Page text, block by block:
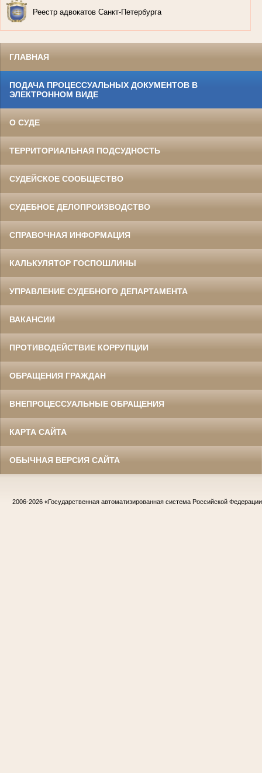
Реестр адвокатов Санкт-Петербурга
ГЛАВНАЯ
ПОДАЧА ПРОЦЕССУАЛЬНЫХ ДОКУМЕНТОВ В
ЭЛЕКТРОННОМ ВИДЕ
О СУДЕ
ТЕРРИТОРИАЛЬНАЯ ПОДСУДНОСТЬ
СУДЕЙСКОЕ СООБЩЕСТВО
СУДЕБНОЕ ДЕЛОПРОИЗВОДСТВО
СПРАВОЧНАЯ ИНФОРМАЦИЯ
КАЛЬКУЛЯТОР ГОСПОШЛИНЫ
УПРАВЛЕНИЕ СУДЕБНОГО ДЕПАРТАМЕНТА
ВАКАНСИИ
ПРОТИВОДЕЙСТВИЕ КОРРУПЦИИ
ОБРАЩЕНИЯ ГРАЖДАН
ВНЕПРОЦЕССУАЛЬНЫЕ ОБРАЩЕНИЯ
КАРТА САЙТА
ОБЫЧНАЯ ВЕРСИЯ САЙТА
2006-2026 «Государственная автоматизированная система Российской